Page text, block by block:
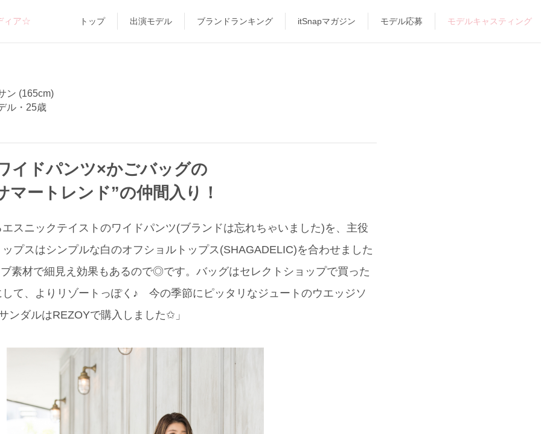
ィア☆ トップ 出演モデル ブランドランキング itSnapマガジン モデル応募 モデルキャスティング
ン (165cm)
ル・25歳
イドパンツ×かごバッグの
マートレンド”の仲間入り！
スニックテイストのワイドパンツ(ブランドは忘れちゃいました)を、主役
プスはシンプルな白のオフショルトップス(SHAGADELIC)を合わせました
材で細見え効果もあるので◎です。バッグはセレクトショップで買った
て、よりリゾートっぽく♪ 今の季節にピッタリなジュートのウエッジソ
ンダルはREZOYで購入しました✩」